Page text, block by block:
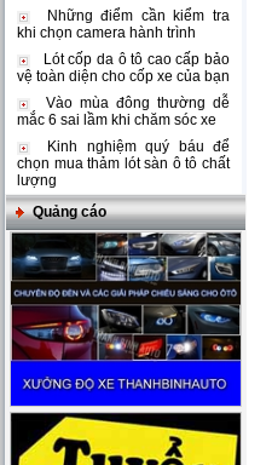
Những điểm cần kiểm tra
khi chọn camera hành trình
Lót cốp da ô tô cao cấp bảo
vệ toàn diện cho cốp xe của bạn
Vào mùa đông thường dễ
mắc 6 sai lầm khi chăm sóc xe
Kinh nghiệm quý báu để
chọn mua thảm lót sàn ô tô chất
lượng
Quảng cáo